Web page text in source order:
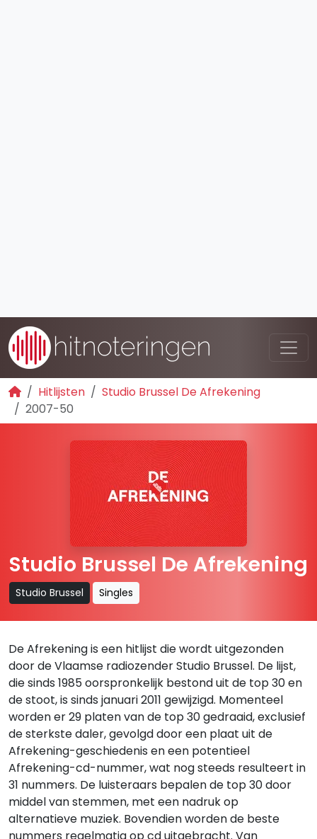
Hitlijsten
Studio Brussel De Afrekening
2007-50
Studio Brussel De Afrekening
Studio Brussel Singles
De Afrekening is een hitlijst die wordt uitgezonden
door de Vlaamse radiozender Studio Brussel. De lijst,
die sinds 1985 oorspronkelijk bestond uit de top 30 en
de stoot, is sinds januari 2011 gewijzigd. Momenteel
worden er 29 platen van de top 30 gedraaid, exclusief
de sterkste daler, gevolgd door een plaat uit de
Afrekening-geschiedenis en een potentieel
Afrekening-cd-nummer, wat nog steeds resulteert in
31 nummers. De luisteraars bepalen de top 30 door
middel van stemmen, met een nadruk op
alternatieve muziek. Bovendien worden de beste